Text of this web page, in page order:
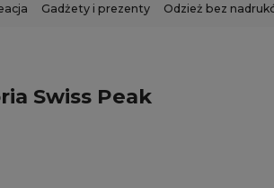
Gadżety i prezenty Odzież bez
Swiss Peak